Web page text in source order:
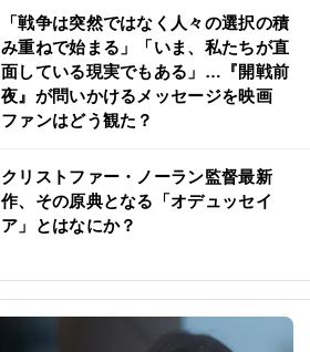
「戦争は突然ではなく人々の選択の積
み重ねで始まる」「いま、私たちが直
面している現実でもある」…『開戦前
夜』が問いかけるメッセージを映画
ファンはどう観た？
クリストファー・ノーラン監督最新
作、その原典となる「オデュッセイ
ア」とはなにか？